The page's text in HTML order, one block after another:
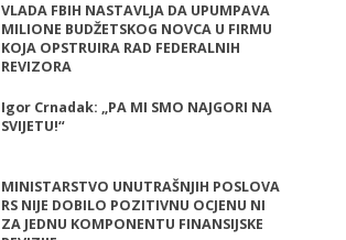
VLADA FBIH NASTAVLJA DA UPUMPAVA
MILIONE BUDŽETSKOG NOVCA U FIRMU
KOJA OPSTRUIRA RAD FEDERALNIH
REVIZORA
Igor Crnadak: „PA MI SMO NAJGORI NA
SVIJETU!“
MINISTARSTVO UNUTRAŠNJIH POSLOVA
RS NIJE DOBILO POZITIVNU OCJENU NI
ZA JEDNU KOMPONENTU FINANSIJSKE